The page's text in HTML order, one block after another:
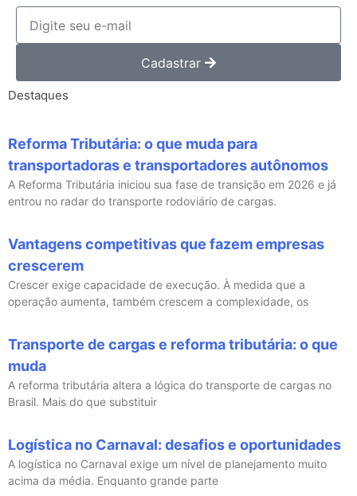
Cadastrar
Destaques
Reforma Tributária: o que muda para
transportadoras e transportadores autônomos
A Reforma Tributária iniciou sua fase de transição em 2026 e já
entrou no radar do transporte rodoviário de cargas.
Vantagens competitivas que fazem empresas
crescerem
Crescer exige capacidade de execução. À medida que a
operação aumenta, também crescem a complexidade, os
Transporte de cargas e reforma tributária: o que
muda
A reforma tributária altera a lógica do transporte de cargas no
Brasil. Mais do que substituir
Logística no Carnaval: desafios e oportunidades
A logística no Carnaval exige um nível de planejamento muito
acima da média. Enquanto grande parte